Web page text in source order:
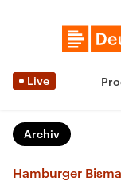
Live
Archiv
Hamburger